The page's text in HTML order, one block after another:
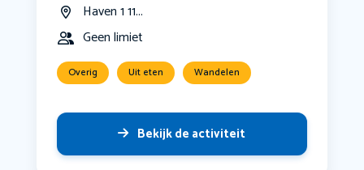
Haven 1 11...
Geen limiet
Overig Uit eten Wandelen
Bekijk de activiteit